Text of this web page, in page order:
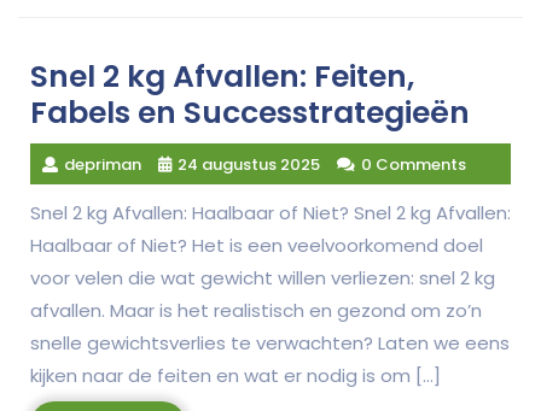
Snel 2 kg Afvallen: Feiten,
Fabels en Successtrategieën
depriman 24 augustus 2025 0 Comments
Snel 2 kg Afvallen: Haalbaar of Niet? Snel 2 kg Afvallen:
Haalbaar of Niet? Het is een veelvoorkomend doel
voor velen die wat gewicht willen verliezen: snel 2 kg
afvallen. Maar is het realistisch en gezond om zo’n
snelle gewichtsverlies te verwachten? Laten we eens
kijken naar de feiten en wat er nodig is om […]